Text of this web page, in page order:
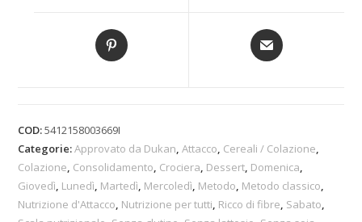
COD:5412158003669I
Categorie:Approvato da Dukan,Attacco, Cereali / Colazione,
Colazione, Consolidamento, Crociera, Dessert, Domenica,
Giovedì, Lunedì, Martedì, Mercoledì, Metodo, Metodo classico,
Nutrizione d'Attacco, Nutrizione per tutti, Ricco di fibre, Sabato,